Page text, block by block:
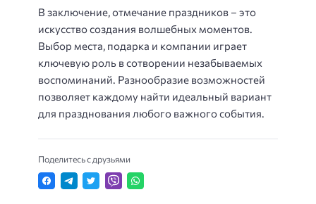
В заключение, отмечание праздников – это
искусство создания волшебных моментов.
Выбор места, подарка и компании играет
ключевую роль в сотворении незабываемых
воспоминаний. Разнообразие возможностей
позволяет каждому найти идеальный вариант
для празднования любого важного события.
Поделитесь с друзьями